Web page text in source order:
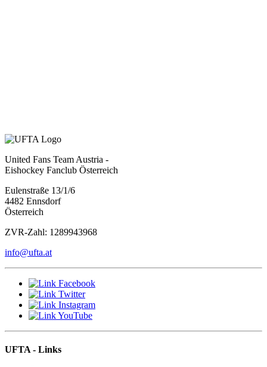
United Fans Team Austria -
Eishockey Fanclub Österreich
Eulenstraße 13/1/6
4482 Ennsdorf
Österreich
ZVR-Zahl: 1289943968
info@ufta.at
UFTA - Links